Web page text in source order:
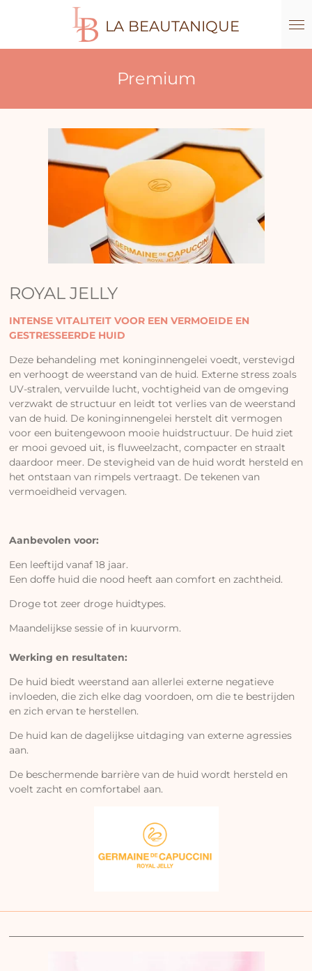
LA BEAUTANIQUE
Premium
ROYAL JELLY
INTENSE VITALITEIT VOOR EEN VERMOEIDE EN
GESTRESSEERDE HUID
Deze behandeling met koninginnengelei voedt, verstevigd
en verhoogt de weerstand van de huid. Externe stress zoals
UV-stralen, vervuilde lucht, vochtigheid van de omgeving
verzwakt de structuur en leidt tot verlies van de weerstand
van de huid. De koninginnengelei herstelt dit vermogen
voor een buitengewoon mooie huidstructuur. De huid ziet
er mooi gevoed uit, is fluweelzacht, compacter en straalt
daardoor meer. De stevigheid van de huid wordt hersteld en
het ontstaan van rimpels vertraagt. De tekenen van
vermoeidheid vervagen.
Aanbevolen voor:
Een leeftijd vanaf 18 jaar.
Een doffe huid die nood heeft aan comfort en zachtheid.
Droge tot zeer droge huidtypes.
Maandelijkse sessie of in kuurvorm.
Werking en resultaten:
De huid biedt weerstand aan allerlei externe negatieve
invloeden, die zich elke dag voordoen, om die te bestrijden
en zich ervan te herstellen.
De huid kan de dagelijkse uitdaging van externe agressies
aan.
De beschermende barrière van de huid wordt hersteld en
voelt zacht en comfortabel aan.